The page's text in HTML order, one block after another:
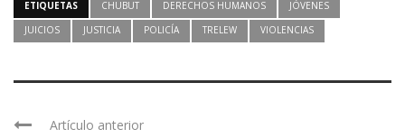
ETIQUETAS CHUBUT DERECHOS HUMANOS
JÓVENES
JUICIOS
JUSTICIA POLICÍA TRELEW VIOLENCIAS
Artículo anterior